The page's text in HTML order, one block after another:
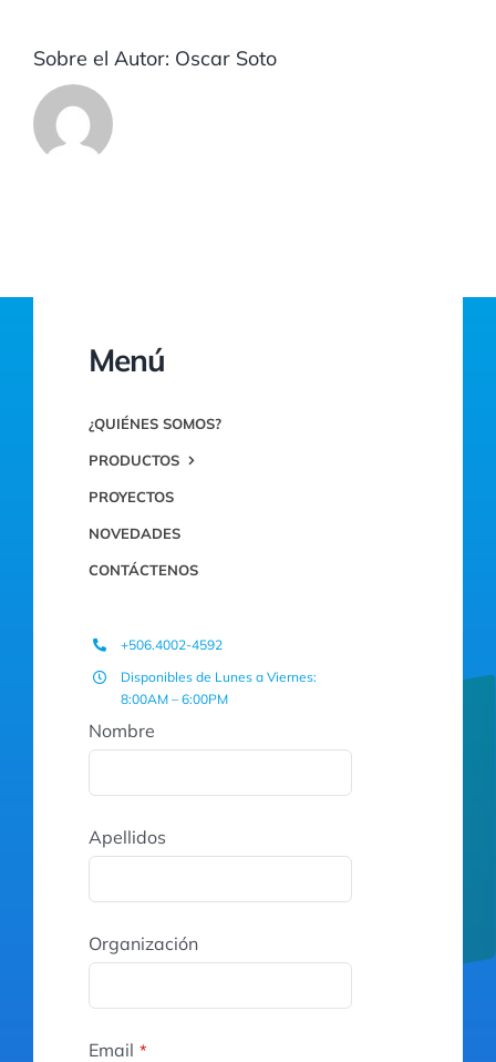
Sobre el Autor: Oscar Soto
Menú
¿QUIÉNES SOMOS?
PRODUCTOS
PROYECTOS
NOVEDADES
CONTÁCTENOS
+506.4002-4592
Disponibles de Lunes a Viernes:
8:00AM – 6:00PM
Nombre
Apellidos
Organización
Email *